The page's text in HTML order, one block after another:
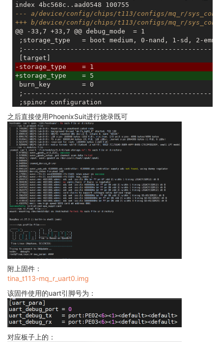
--- a/device/config/chips/t113/configs/mq_r/
+++ b/device/config/chips/t113/configs/mq_r/
@@ -33,7 +33,7 @@ debug_mode  = 1
;storage_type   = boot medium, 0-nand, 1-sd, 2-
-storage_type    = 1
+storage_type    = 5
burn_key        = 0
之后直接使用PhoenixSuit进行烧录既可
附上固件：
tina_t113-mq_r_uart0.img
该固件使用的uart引脚号为：
对应板子上的：